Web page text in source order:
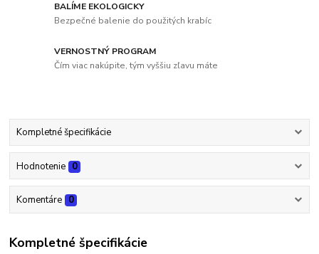
BALÍME EKOLOGICKY
Bezpečné balenie do použitých krabíc
VERNOSTNÝ PROGRAM
Čím viac nakúpite, tým vyššiu zľavu máte
Kompletné špecifikácie
Hodnotenie 0
Komentáre 0
Kompletné špecifikácie